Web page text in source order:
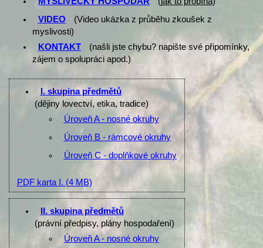
VIDEO
(Video ukázka z průběhu zkoušek z
myslivosti)
KONTAKT
(našli jste chybu? napište své připomínky,
zájem o spolupráci apod.)
I. skupina předmětů
(dějiny lovectví, etika, tradice)
Úroveň A - nosné okruhy
Úroveň B - rámcové okruhy
Úroveň C - doplňkové okruhy
PDF karta I. (4 MB)
II. skupina předmětů
(právní předpisy, plány hospodaření)
Úroveň A - nosné okruhy